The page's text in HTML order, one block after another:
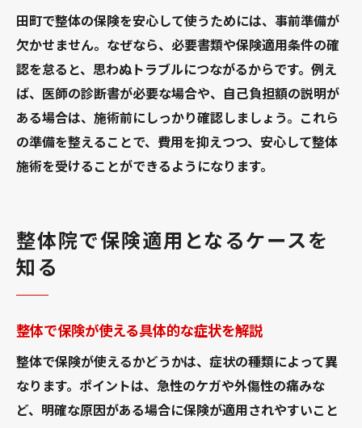
田町で整体の保険を安心して使うためには、事前準備が
欠かせません。なぜなら、必要書類や保険適用条件の確
認を怠ると、思わぬトラブルにつながるからです。例え
ば、医師の診断書が必要な場合や、自己負担額の説明が
ある場合は、施術前にしっかり確認しましょう。これら
の準備を整えることで、費用を抑えつつ、安心して整体
施術を受けることができるようになります。
整体院で保険適用となるケースを
知る
整体で保険が使える具体的な症状を解説
整体で保険が使えるかどうかは、症状の種類によって異
なります。ポイントは、急性のケガや外傷性の痛みな
ど、明確な原因がある場合に保険が適用されやすいこと